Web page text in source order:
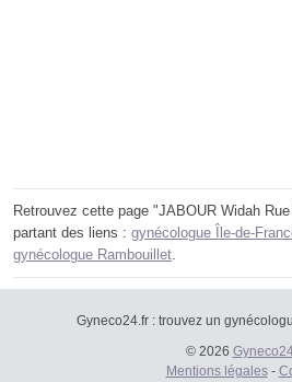
Retrouvez cette page "JABOUR Widah
partant des liens : gynécologue Île-de-
gynécologue Rambouillet.
Gyneco24.fr : trouvez un
© 2026
Mentions légales-